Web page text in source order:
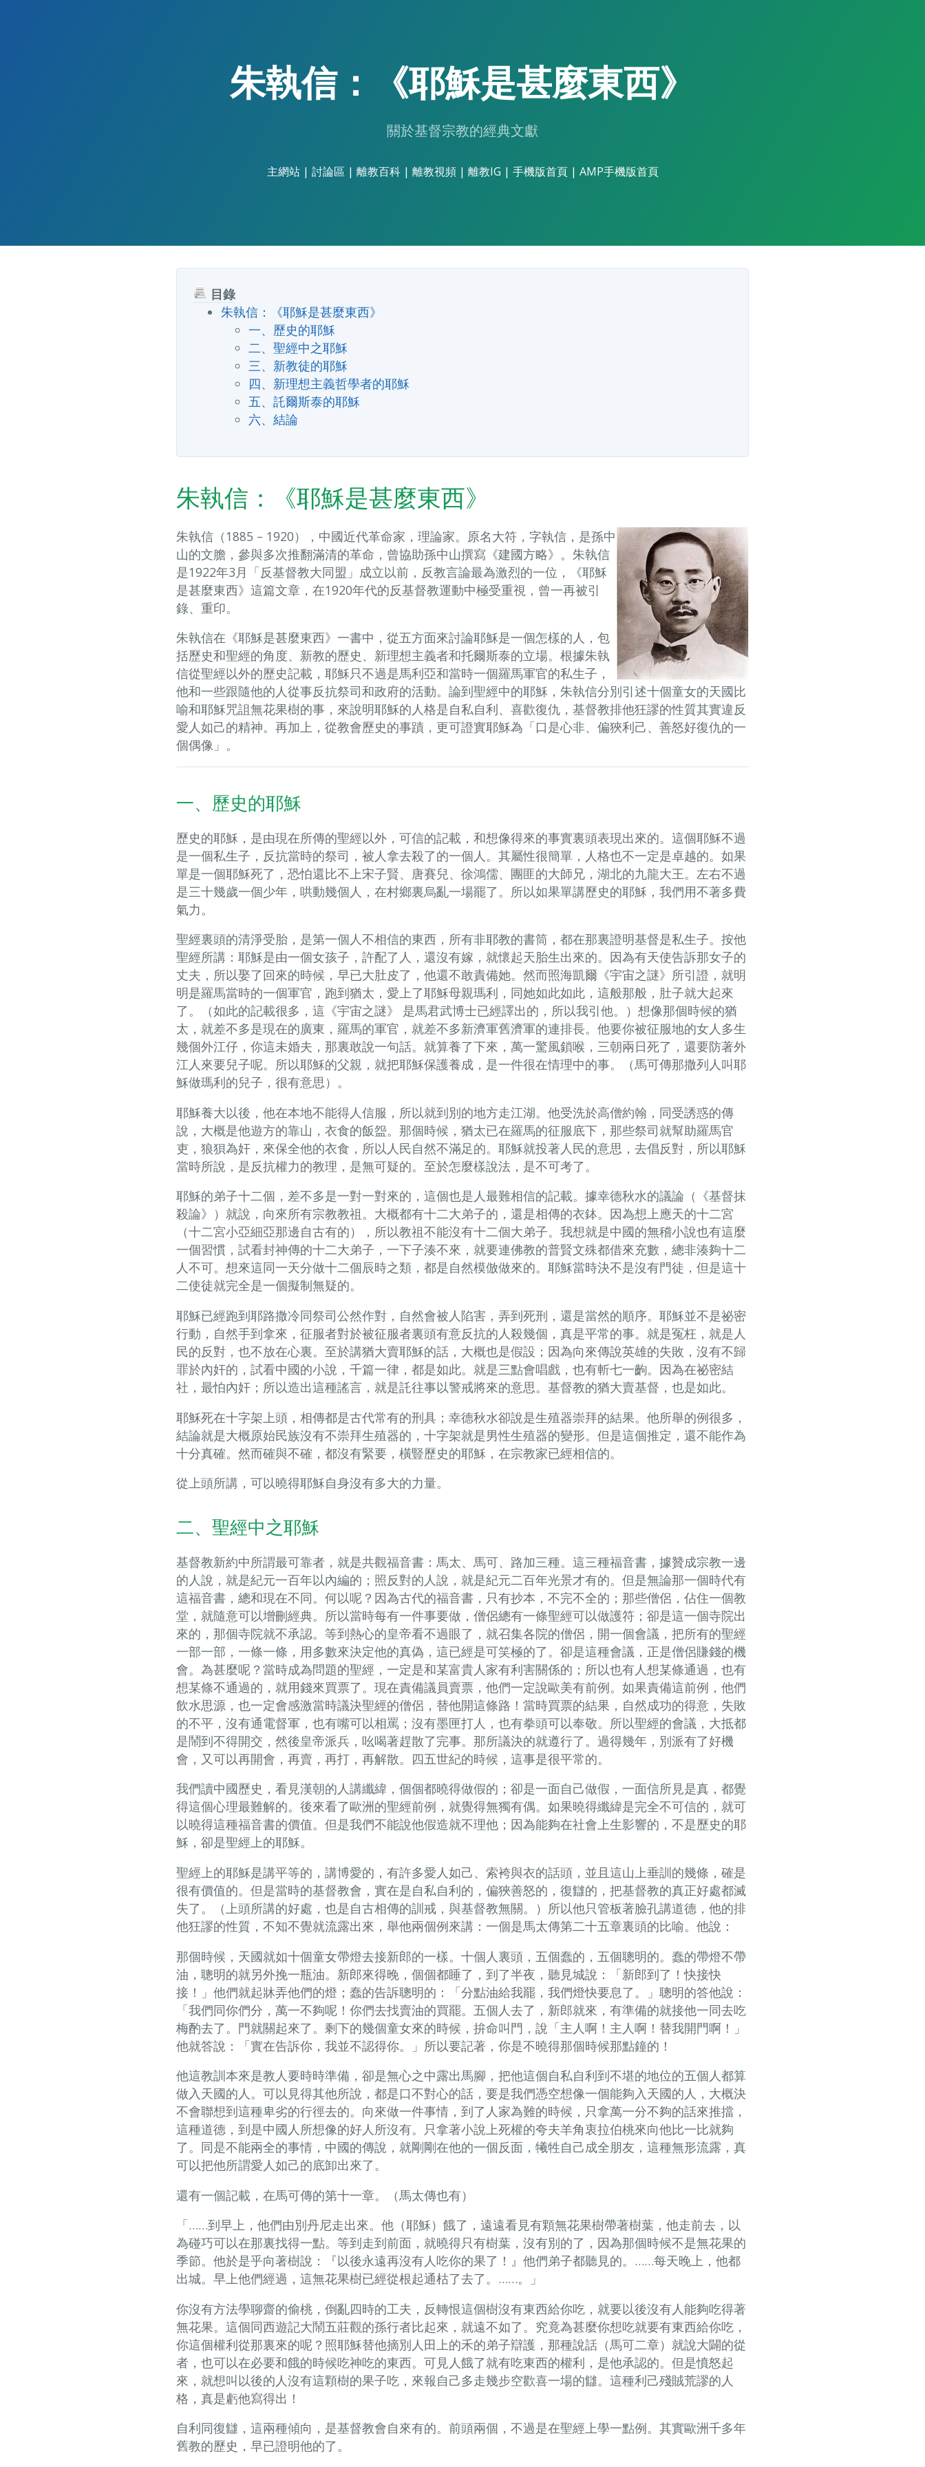
朱執信：《耶穌是甚麼東西》
關於基督宗教的經典文獻
主網站| 討論區 | 離教百科| 離教視頻| 離教IG | 手機版首頁| AMP手機版首頁
目錄
朱執信：《耶穌是甚麼東西》
一、歷史的耶穌
二、聖經中之耶穌
三、新教徒的耶穌
四、新理想主義哲學者的耶穌
五、託爾斯泰的耶穌
六、結論
朱執信：《耶穌是甚麼東西》
朱執信（1885 – 1920），中國近代革命家，理論家。原名大符，字執信，是孫中
山的文膽，參與多次推翻滿清的革命，曾協助孫中山撰寫《建國方略》。朱執信
是1922年3月「反基督教大同盟」成立以前，反教言論最為激烈的一位，《耶穌
是甚麼東西》這篇文章，在1920年代的反基督教運動中極受重視，曾一再被引
錄、重印。
朱執信在《耶穌是甚麼東西》一書中，從五方面來討論耶穌是一個怎樣的人，包
括歷史和聖經的角度、新教的歷史、新理想主義者和托爾斯泰的立場。根據朱執
信從聖經以外的歷史記載，耶穌只不過是馬利亞和當時一個羅馬軍官的私生子，
他和一些跟隨他的人從事反抗祭司和政府的活動。論到聖經中的耶穌，朱執信分別引述十個童女的天國比
喻和耶穌咒詛無花果樹的事，來說明耶穌的人格是自私自利、喜歡復仇，基督教排他狂謬的性質其實違反
愛人如己的精神。再加上，從教會歷史的事蹟，更可證實耶穌為「口是心非、偏狹利己、善怒好復仇的一
個偶像」。
一、歷史的耶穌
歷史的耶穌，是由現在所傳的聖經以外，可信的記載，和想像得來的事實裏頭表現出來的。這個耶穌不過
是一個私生子，反抗當時的祭司，被人拿去殺了的一個人。其屬性很簡單，人格也不一定是卓越的。如果
單是一個耶穌死了，恐怕還比不上宋子賢、唐賽兒、徐鴻儒、團匪的大師兄，湖北的九龍大王。左右不過
是三十幾歲一個少年，哄動幾個人，在村鄉裏烏亂一場罷了。所以如果單講歷史的耶穌，我們用不著多費
氣力。
聖經裏頭的清淨受胎，是第一個人不相信的東西，所有非耶教的書筒，都在那裏證明基督是私生子。按他
聖經所講：耶穌是由一個女孩子，許配了人，還沒有嫁，就懷起天胎生出來的。因為有天使告訴那女子的
丈夫，所以娶了回來的時候，早已大肚皮了，他還不敢責備她。然而照海凱爾《宇宙之謎》所引證，就明
明是羅馬當時的一個軍官，跑到猶太，愛上了耶穌母親瑪利，同她如此如此，這般那般，肚子就大起來
了。（如此的記載很多，這《宇宙之謎》 是馬君武博士已經譯出的，所以我引他。）想像那個時候的猶
太，就差不多是現在的廣東，羅馬的軍官，就差不多新濟軍舊濟軍的連排長。他要你被征服地的女人多生
幾個外江仔，你這未婚夫，那裏敢說一句話。就算養了下來，萬一驚風鎖喉，三朝兩日死了，還要防著外
江人來要兒子呢。所以耶穌的父親，就把耶穌保護養成，是一件很在情理中的事。（馬可傳那撒列人叫耶
穌做瑪利的兒子，很有意思）。
耶穌養大以後，他在本地不能得人信服，所以就到別的地方走江湖。他受洗於高僧約翰，同受誘惑的傳
說，大概是他遊方的靠山，衣食的飯盌。那個時候，猶太已在羅馬的征服底下，那些祭司就幫助羅馬官
吏，狼狽為奸，來保全他的衣食，所以人民自然不滿足的。耶穌就投著人民的意思，去倡反對，所以耶穌
當時所說，是反抗權力的教理，是無可疑的。至於怎麼樣說法，是不可考了。
耶穌的弟子十二個，差不多是一對一對來的，這個也是人最難相信的記載。據幸德秋水的議論（《基督抹
殺論》）就說，向來所有宗教教祖。大概都有十二大弟子的，還是相傳的衣鉢。因為想上應天的十二宮
（十二宮小亞細亞那邊自古有的），所以教祖不能沒有十二個大弟子。我想就是中國的無稽小說也有這麼
一個習慣，試看封神傳的十二大弟子，一下子湊不來，就要連佛教的普賢文殊都借來充數，總非湊夠十二
人不可。想來這同一天分做十二個辰時之類，都是自然模倣做來的。耶穌當時決不是沒有門徒，但是這十
二使徒就完全是一個擬制無疑的。
耶穌已經跑到耶路撒冷同祭司公然作對，自然會被人陷害，弄到死刑，還是當然的順序。耶穌並不是祕密
行動，自然手到拿來，征服者對於被征服者裏頭有意反抗的人殺幾個，真是平常的事。就是冤枉，就是人
民的反對，也不放在心裏。至於講猶大賣耶穌的話，大概也是假設；因為向來傳說英雄的失敗，沒有不歸
罪於內奸的，試看中國的小說，千篇一律，都是如此。就是三點會唱戲，也有斬七一齣。因為在祕密結
社，最怕內奸；所以造出這種謠言，就是託往事以警戒將來的意思。基督教的猶大賣基督，也是如此。
耶穌死在十字架上頭，相傳都是古代常有的刑具；幸德秋水卻說是生殖器崇拜的結果。他所舉的例很多，
結論就是大概原始民族沒有不崇拜生殖器的，十字架就是男性生殖器的變形。但是這個推定，還不能作為
十分真確。然而確與不確，都沒有緊要，橫豎歷史的耶穌，在宗教家已經相信的。
從上頭所講，可以曉得耶穌自身沒有多大的力量。
二、聖經中之耶穌
基督教新約中所謂最可靠者，就是共觀福音書：馬太、馬可、路加三種。這三種福音書，據贊成宗教一邊
的人說，就是紀元一百年以內編的；照反對的人說，就是紀元二百年光景才有的。但是無論那一個時代有
這福音書，總和現在不同。何以呢？因為古代的福音書，只有抄本，不完不全的；那些僧侶，佔住一個教
堂，就隨意可以增刪經典。所以當時每有一件事要做，僧侶總有一條聖經可以做護符；卻是這一個寺院出
來的，那個寺院就不承認。等到熱心的皇帝看不過眼了，就召集各院的僧侶，開一個會議，把所有的聖經
一部一部，一條一條，用多數來決定他的真偽，這已經是可笑極的了。卻是這種會議，正是僧侶賺錢的機
會。為甚麼呢？當時成為問題的聖經，一定是和某富貴人家有利害關係的；所以也有人想某條通過，也有
想某條不通過的，就用錢來買票了。現在責備議員賣票，他們一定說歐美有前例。如果責備這前例，他們
飲水思源，也一定會感激當時議決聖經的僧侶，替他開這條路！當時買票的結果，自然成功的得意，失敗
的不平，沒有通電督軍，也有嘴可以相罵；沒有墨匣打人，也有拳頭可以奉敬。所以聖經的會議，大抵都
是鬧到不得開交，然後皇帝派兵，吆喝著趕散了完事。那所議決的就遵行了。過得幾年，別派有了好機
會，又可以再開會，再賣，再打，再解散。四五世紀的時候，這事是很平常的。
我們讀中國歷史，看見漢朝的人講纖緯，個個都曉得做假的；卻是一面自己做假，一面信所見是真，都覺
得這個心理最難解的。後來看了歐洲的聖經前例，就覺得無獨有偶。如果曉得纖緯是完全不可信的，就可
以曉得這種福音書的價值。但是我們不能說他假造就不理他；因為能夠在社會上生影響的，不是歷史的耶
穌，卻是聖經上的耶穌。
聖經上的耶穌是講平等的，講博愛的，有許多愛人如己、索袴與衣的話頭，並且這山上垂訓的幾條，確是
很有價值的。但是當時的基督教會，實在是自私自利的，偏狹善怒的，復讎的，把基督教的真正好處都滅
失了。（上頭所講的好處，也是自古相傳的訓戒，與基督教無關。）所以他只管板著臉孔講道德，他的排
他狂謬的性質，不知不覺就流露出來，舉他兩個例來講：一個是馬太傳第二十五章裏頭的比喻。他說：
那個時候，天國就如十個童女帶燈去接新郎的一樣。十個人裏頭，五個蠢的，五個聰明的。蠢的帶燈不帶
油，聰明的就另外挽一瓶油。新郎來得晚，個個都睡了，到了半夜，聽見城說：「新郎到了！快接快
接！」他們就起牀弄他們的燈；蠢的告訴聰明的：「分點油給我罷，我們燈快要息了。」聰明的答他說：
「我們同你們分，萬一不夠呢！你們去找賣油的買罷。五個人去了，新郎就來，有準備的就接他一同去吃
梅酌去了。門就關起來了。剩下的幾個童女來的時候，拚命叫門，說「主人啊！主人啊！替我開門啊！」
他就答說：「實在告訴你，我並不認得你。」所以要記著，你是不曉得那個時候那點鐘的！
他這教訓本來是教人要時時準備，卻是無心之中露出馬腳，把他這個自私自利到不堪的地位的五個人都算
做入天國的人。可以見得其他所說，都是口不對心的話，要是我們憑空想像一個能夠入天國的人，大概決
不會聯想到這種卑劣的行徑去的。向來做一件事情，到了人家為難的時候，只拿萬一分不夠的話來推擋，
這種道德，到是中國人所想像的好人所沒有。只拿著小說上死權的夸夫羊角衷拉伯桃來向他比一比就夠
了。同是不能兩全的事情，中國的傳說，就剛剛在他的一個反面，犧牲自己成全朋友，這種無形流露，真
可以把他所謂愛人如己的底卸出來了。
還有一個記載，在馬可傳的第十一章。（馬太傳也有）
「……到早上，他們由別丹尼走出來。他（耶穌）餓了，遠遠看見有顆無花果樹帶著樹葉，他走前去，以
為碰巧可以在那裏找得一點。等到走到前面，就曉得只有樹葉，沒有別的了，因為那個時候不是無花果的
季節。他於是乎向著樹說：『以後永遠再沒有人吃你的果了！』他們弟子都聽見的。……每天晚上，他都
出城。早上他們經過，這無花果樹已經從根起通枯了去了。……。」
你沒有方法學聊齋的偷桃，倒亂四時的工夫，反轉恨這個樹沒有東西給你吃，就要以後沒有人能夠吃得著
無花果。這個同西遊記大鬧五莊觀的孫行者比起來，就遠不如了。究竟為甚麼你想吃就要有東西給你吃，
你這個權利從那裏來的呢？照耶穌替他摘別人田上的禾的弟子辯護，那種說話（馬可二章）就說大闢的從
者，也可以在必要和餓的時候吃神吃的東西。可見人餓了就有吃東西的權利，是他承認的。但是憤怒起
來，就想叫以後的人沒有這顆樹的果子吃，來報自己多走幾步空歡喜一場的讎。這種利己殘賊荒謬的人
格，真是虧他寫得出！
自利同復讎，這兩種傾向，是基督教會自來有的。前頭兩個，不過是在聖經上學一點例。其實歐洲千多年
舊教的歷史，早已證明他的了。